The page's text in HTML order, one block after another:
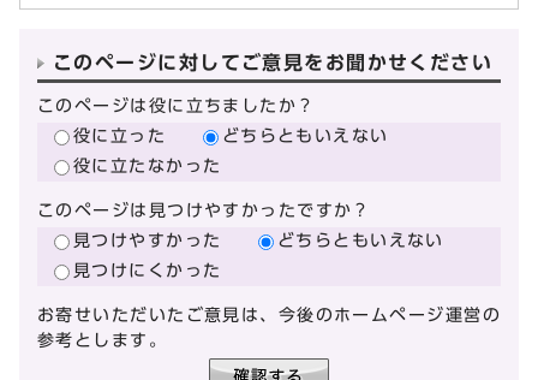
このページに対してご意見をお聞かせください
このページは役に立ちましたか？
役に立った
どちらともいえない
役に立たなかった
このページは見つけやすかったですか？
見つけやすかった
どちらともいえない
見つけにくかった
お寄せいただいたご意見は、今後のホームページ運営の
参考とします。